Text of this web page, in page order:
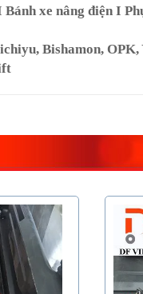
xe nâng điện I
Bishamon,